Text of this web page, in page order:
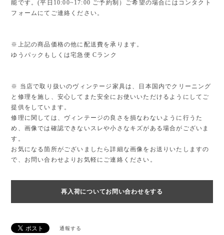
能です。(平日10:00~17:00 ご予約制）ご希望の場合にはコンタクト
フォームにてご連絡ください。
※上記の商品価格の他に配送費を承ります。
ゆうパックもしくは宅急便 Cランク
※ 当店で取り扱いのヴィンテージ家具は、日本国内でクリーニング
と修理を施し、安心してまた安全にお使いいただけるようにしてご
提供をしています。
修理に関しては、ヴィンテージの良さを損なわないように行うた
め、画像では確認できないスレや小さなキズがある場合がございま
す。
お気になる箇所がございましたら詳細な画像をお送りいたしますの
で、お問い合わせよりお気軽にご連絡ください。
再入荷についてお問い合わせをする
通報する